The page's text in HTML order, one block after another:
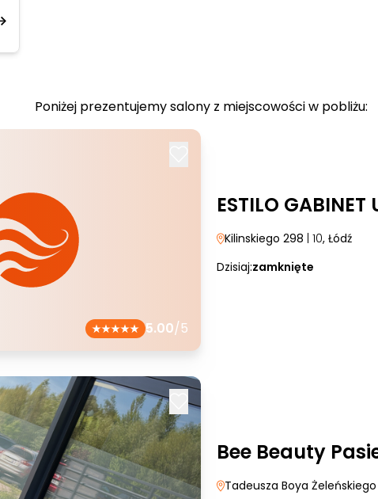
Poniżej prezentujemy salony z miejscowości w pobliżu:
5.00/5
ESTILO GABINET
Kilinskiego 298 | 10, Łódź
Dzisiaj:zamknięte
Bee Beauty
Tadeusza Boya